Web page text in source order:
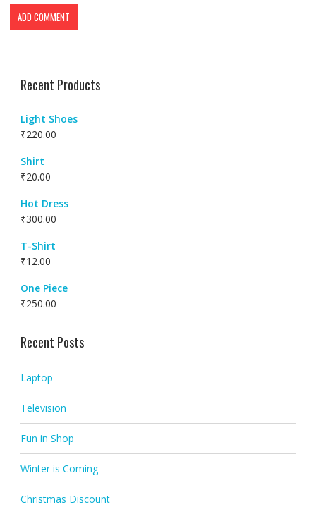
Recent Products
Light Shoes
₹220.00
Shirt
₹20.00
Hot Dress
₹300.00
T-Shirt
₹12.00
One Piece
₹250.00
Recent Posts
Laptop
Television
Fun in Shop
Winter is Coming
Christmas Discount